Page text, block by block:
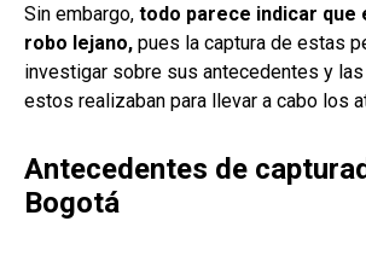
Sin embargo, todo parece indicar que
robo lejano, pues la captura de estas
investigar sobre sus antecedentes y
estos realizaban para llevar a cabo los
Antecedentes de
Bogotá